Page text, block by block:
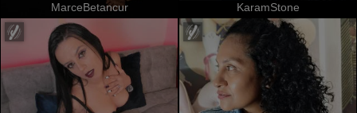
MarceBetancur KaramStone